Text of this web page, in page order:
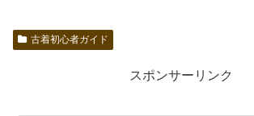
古着初心者ガイド
スポンサーリンク